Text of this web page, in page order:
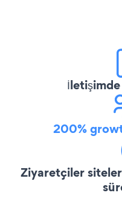
İletişimde
200%
Ziyaretçiler